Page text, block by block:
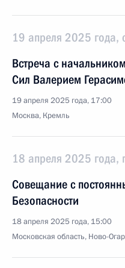
19 апреля 2025 года,
Встреча с
Сил Валерием
19 апреля 2025 года, 17:00
Москва, Кремль
18 апреля 2025 года,
Совещание с
Безопасности
18 апреля 2025 года, 15:00
Московская область, Ново-